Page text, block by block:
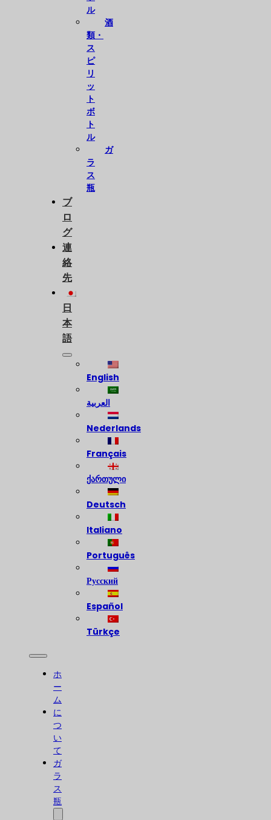
ル
酒
類・
ス
ピ
リ
ッ
ト
ボ
ト
ル
ガ
ラ
ス
瓶
ブ
ロ
グ
連
絡
先
日
本
語
English
العربية
Nederlands
Français
ქართული
Deutsch
Italiano
Português
Русский
Español
Türkçe
ホ
ー
ム
に
つ
い
て
ガ
ラ
ス
瓶